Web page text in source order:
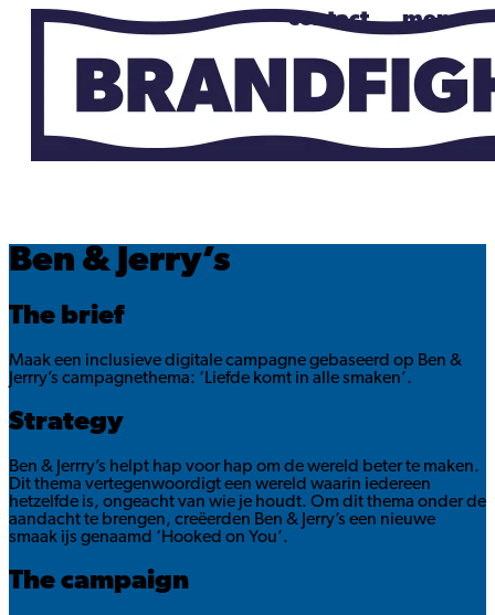
contact menu
Ben & Jerry’s
The brief
Maak een inclusieve digitale campagne gebaseerd op Ben &
Jerrry’s campagnethema: ‘Liefde komt in alle smaken’.
Strategy
Ben & Jerrry’s helpt hap voor hap om de wereld beter te maken.
Dit thema vertegenwoordigt een wereld waarin iedereen
hetzelfde is, ongeacht van wie je houdt. Om dit thema onder de
aandacht te brengen, creëerden Ben & Jerry’s een nieuwe
smaak ijs genaamd ‘Hooked on You’.
The campaign